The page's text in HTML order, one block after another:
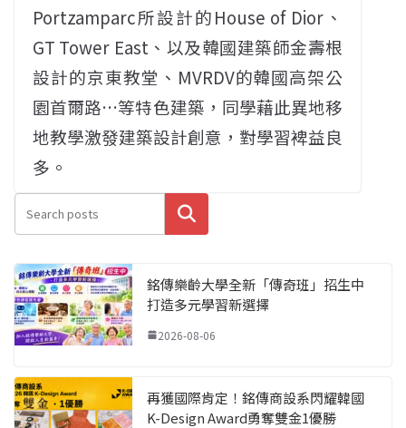
Portzamparc所設計的House of Dior、
GT Tower East、以及韓國建築師金壽根
設計的京東教堂、MVRDV的韓國高架公
園首爾路…等特色建築，同學藉此異地移
地教學激發建築設計創意，對學習裨益良
多。
搜尋
銘傳樂齡大學全新「傳奇班」招生中
打造多元學習新選擇
2026-08-06
再獲國際肯定！銘傳商設系閃耀韓國
K-Design Award勇奪雙金1優勝